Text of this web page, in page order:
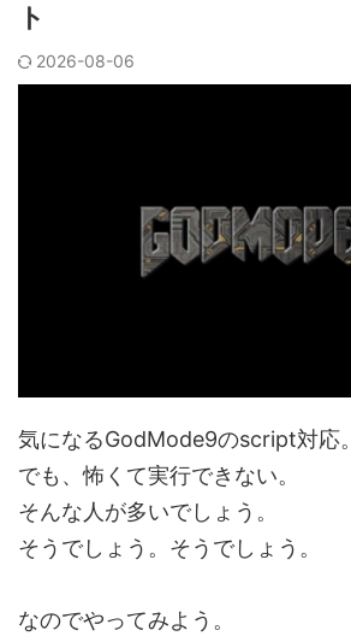
ト
2026-08-06
気になるGodMode9のscript対応。
でも、怖くて実行できない。
そんな人が多いでしょう。
そうでしょう。そうでしょう。
なのでやってみよう。